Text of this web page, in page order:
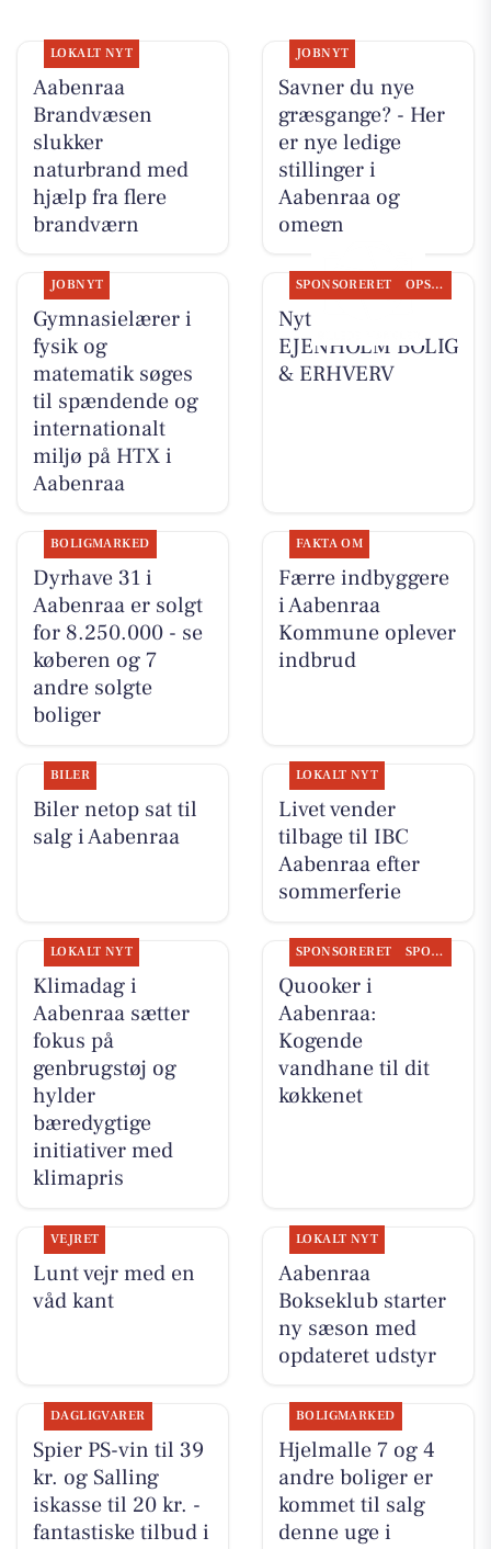
LOKALT NYT
Aabenraa
Brandvæsen
slukker
naturbrand med
hjælp fra flere
brandværn
JOBNYT
Savner du nye
græsgange? - Her
er nye ledige
stillinger i
Aabenraa og
omegn
JOBNYT
Gymnasielærer i
fysik og
matematik søges
til spændende og
internationalt
miljø på HTX i
Aabenraa
SPONSORERET OPSLAGSTAVLEN
Nyt fra
EJENHOLM BOLIG
& ERHVERV
BOLIGMARKED
Dyrhave 31 i
Aabenraa er solgt
for 8.250.000 - se
køberen og 7
andre solgte
boliger
FAKTA OM
Færre indbyggere
i Aabenraa
Kommune oplever
indbrud
BILER
Biler netop sat til
salg i Aabenraa
LOKALT NYT
Livet vender
tilbage til IBC
Aabenraa efter
sommerferie
LOKALT NYT
Klimadag i
Aabenraa sætter
fokus på
genbrugstøj og
hylder
bæredygtige
initiativer med
klimapris
SPONSORERET SPONSORERET INDHOLD
Quooker i
Aabenraa:
Kogende
vandhane til dit
køkkenet
VEJRET
Lunt vejr med en
våd kant
LOKALT NYT
Aabenraa
Bokseklub starter
ny sæson med
opdateret udstyr
DAGLIGVARER
Spier PS-vin til 39
kr. og Salling
iskasse til 20 kr. -
fantastiske tilbud i
BOLIGMARKED
Hjelmalle 7 og 4
andre boliger er
kommet til salg
denne uge i